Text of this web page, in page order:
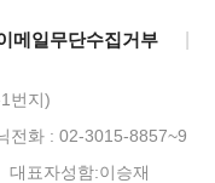
메일무단수집거부
번지)
전화 : 02-3015-8857~9
표자성함:이승재